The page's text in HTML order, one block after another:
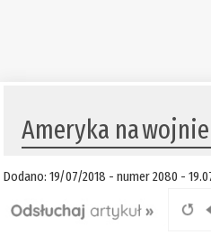
Ameryka na
Dodano: 19/07/2018 - numer 2080 -